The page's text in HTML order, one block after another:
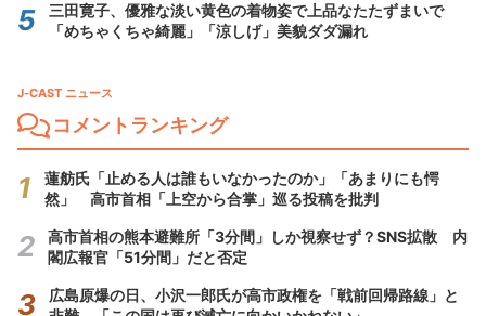
三田寛子、優雅な淡い黄色の着物姿で上品なたたずまいで
「めちゃくちゃ綺麗」「涼しげ」美貌ダダ漏れ
J-CAST ニュース
コメントランキング
蓮舫氏「止める人は誰もいなかったのか」「あまりにも愕
然」 高市首相「上空から合掌」巡る投稿を批判
高市首相の熊本避難所「3分間」しか視察せず？SNS拡散 内
閣広報官「51分間」だと否定
広島原爆の日、小沢一郎氏が高市政権を「戦前回帰路線」と